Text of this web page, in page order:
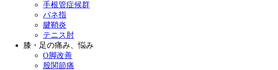
手根管症候群
バネ指
腱鞘炎
テニス肘
膝・足の痛み、悩み
O脚改善
股関節痛